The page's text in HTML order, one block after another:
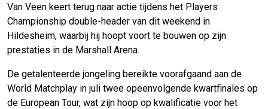
Van Veen keert terug naar actie tijdens het Players
Championship double-header van dit weekend in
Hildesheim, waarbij hij hoopt voort te bouwen op zijn
prestaties in de Marshall Arena.
De getalenteerde jongeling bereikte voorafgaand aan de
World Matchplay in juli twee opeenvolgende kwartfinales op
de European Tour, wat zijn hoop op kwalificatie voor het